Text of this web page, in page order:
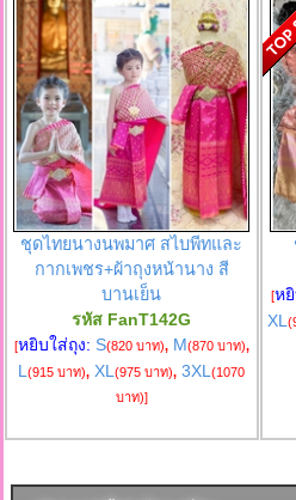
ชุดไทยนางนพมาศ สไบพีทและ
กากเพชร+ผ้าถุงหน้านาง สี
บานเย็น
รหัส FanT142G
[หยิบใส่ถุง: S(820 บาท), M(870 บาท),
L(915 บาท), XL(975 บาท), 3XL(1070
บาท)]
[ห
XL